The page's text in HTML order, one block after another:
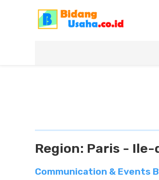
Region: Paris -
Communication & Events